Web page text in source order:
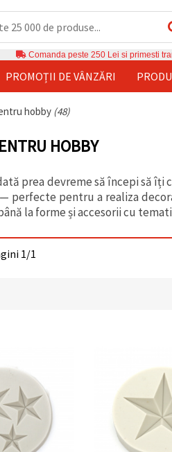
Comanda peste 250 Lei si primesti
PROMOȚII DE VÂNZĂRI
hobby (48)
HOBBY
prea devreme să începi să
— perfecte pentru a realiza
la forme și accesorii cu
1/1